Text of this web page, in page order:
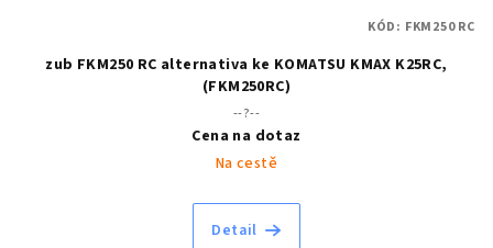
zub FKM250 RC alternativa ke KOMATSU KMAX K25RC,
(FKM250RC)
--?--
Cena na dotaz
Na cestě
Detail
KÓD: FKM250 RC